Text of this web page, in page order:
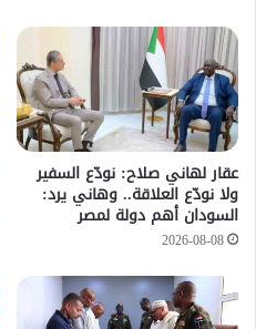
عقار لهاني صلاح: نودّع السفير
ولا نودّع العلاقة.. وهاني يرد:
السودان أهم دولة لمصر
2026-08-08